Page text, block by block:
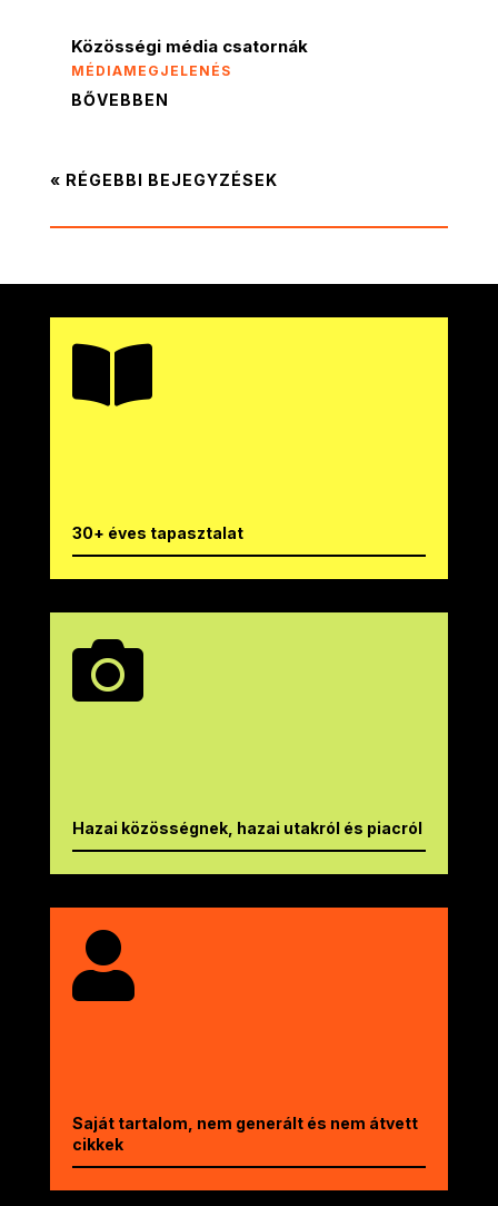
Közösségi média csatornák
MÉDIAMEGJELENÉS
BŐVEBBEN
« RÉGEBBI BEJEGYZÉSEK

30+ éves tapasztalat

Hazai közösségnek, hazai utakról és piacról

Saját tartalom, nem generált és nem átvett
cikkek